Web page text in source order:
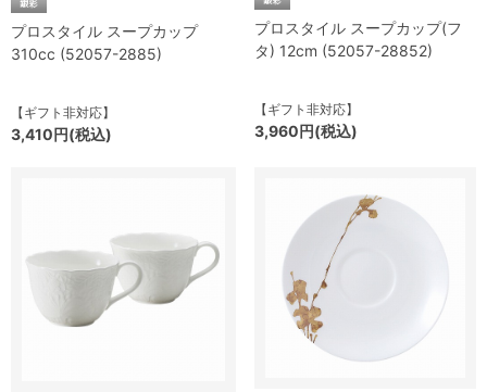
プロスタイル スープカップ
310cc (52057-2885)
【ギフト非対応】
3,410円(税込)
プロスタイル スープカップ(フ
タ) 12cm (52057-28852)
【ギフト非対応】
3,960円(税込)